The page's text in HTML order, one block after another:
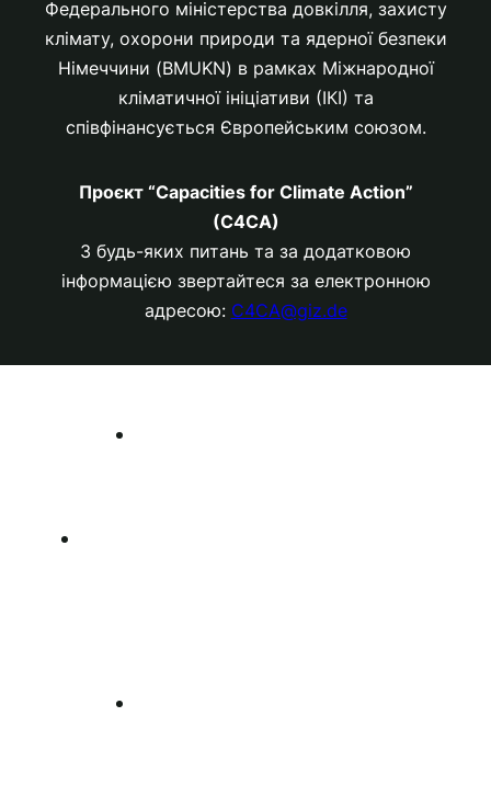
Федерального міністерства довкілля, захисту
клімату, охорони природи та ядерної безпеки
Німеччини (BMUKN) в рамках Міжнародної
кліматичної ініціативи (ІКІ) та
співфінансується Європейським союзом.
Проєкт “Capacities for Climate Action”
(C4CA)
З будь-яких питань та за додатковою
інформацією звертайтеся за електронною
адресою: C4CA@giz.de